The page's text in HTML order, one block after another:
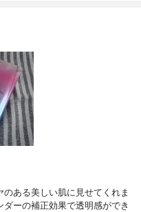
ある美しい肌に見せてくれま
ーの補正効果で透明感ができ